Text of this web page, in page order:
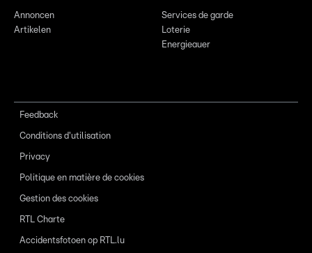
Annoncen
Artikelen
Services de garde
Loterie
Energieauer
Feedback
Conditions d'utilisation
Privacy
Politique en matière de cookies
Gestion des cookies
RTL Charte
Accidentsfotoen op RTL.lu